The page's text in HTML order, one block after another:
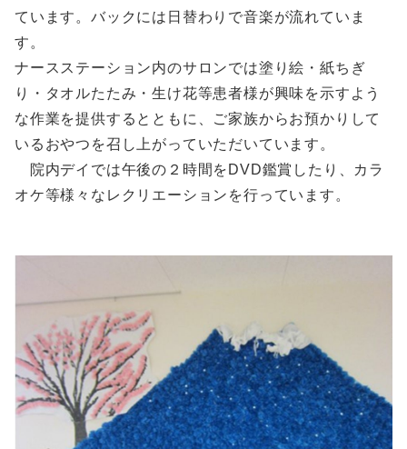
ています。バックには日替わりで音楽が流れていま
す。
ナースステーション内のサロンでは塗り絵・紙ちぎ
り・タオルたたみ・生け花等患者様が興味を示すよう
な作業を提供するとともに、ご家族からお預かりして
いるおやつを召し上がっていただいています。
院内デイでは午後の２時間をDVD鑑賞したり、カラ
オケ等様々なレクリエーションを行っています。